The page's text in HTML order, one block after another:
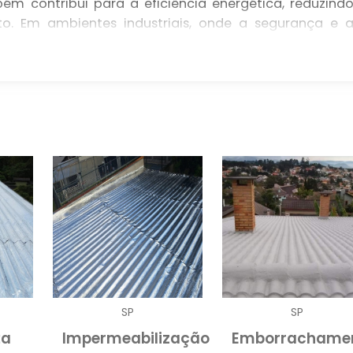
Em ambientes industriais, onde a segurança e a
um papel crítico, e sua manutenção deve ser
e o maquinário que estão sob sua proteção. O
em serviços regulares de manutenção é um passo
otimizar seus recursos e minimizar interrupções
que podem ser aplicados a telhados
e benefícios. A manutenção preventiva é
reparos para evitar problemas maiores. Esse
que pequenos desgastes sejam corrigidos antes
SP
Impermeabilização
SP